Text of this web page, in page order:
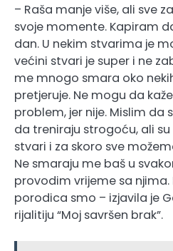
– Raša manje više, ali sve
svoje momente. Kapiram
dan. U nekim stvarima je
većini stvari je super i ne
me mnogo smara oko
pretjeruje. Ne mogu da
problem, jer nije. Mislim da
da treniraju strogoću, ali su
stvari i za skoro sve
Ne smaraju me baš u
provodim vrijeme sa
porodica smo – izjavila je
rijalitiju “Moj savršen brak”.